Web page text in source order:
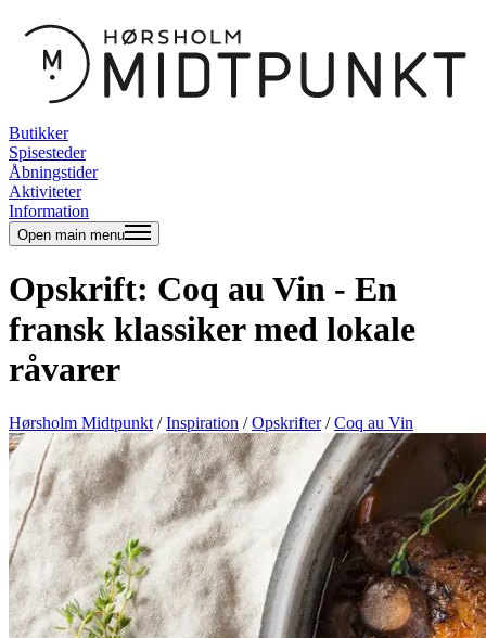
Butikker
Spisesteder
Åbningstider
Aktiviteter
Information
Open main menu
Opskrift: Coq au Vin - En
fransk klassiker med lokale
råvarer
Hørsholm Midtpunkt /Inspiration /Opskrifter/Coq au Vin